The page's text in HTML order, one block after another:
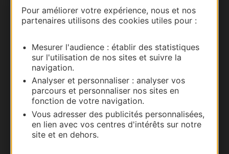
Pour améliorer votre expérience, nous et nos
partenaires utilisons des cookies utiles pour :
Mesurer l'audience : établir des statistiques
sur l'utilisation de nos sites et suivre la
navigation.
Analyser et personnaliser : analyser vos
parcours et personnaliser nos sites en
fonction de votre navigation.
Vous adresser des publicités personnalisées,
en lien avec vos centres d'intérêts sur notre
site et en dehors.
Nous contacter
Documentation